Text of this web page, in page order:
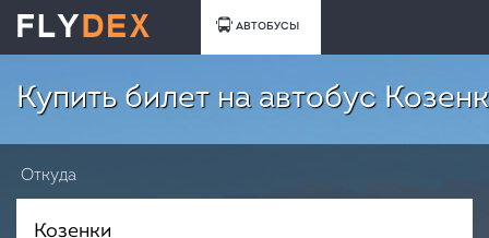
АВТОБУСЫ
Купить билет на автобус
Откуда